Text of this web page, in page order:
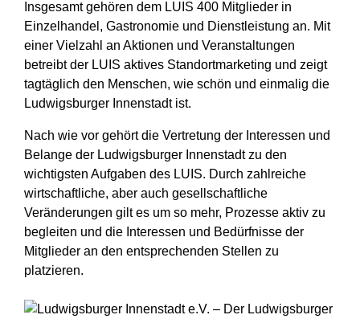
Insgesamt gehören dem LUIS 400 Mitglieder in
Einzelhandel, Gastronomie und Dienstleistung an. Mit
einer Vielzahl an Aktionen und Veranstaltungen
betreibt der LUIS aktives Standortmarketing und zeigt
tagtäglich den Menschen, wie schön und einmalig die
Ludwigsburger Innenstadt ist.
Nach wie vor gehört die Vertretung der Interessen und
Belange der Ludwigsburger Innenstadt zu den
wichtigsten Aufgaben des LUIS. Durch zahlreiche
wirtschaftliche, aber auch gesellschaftliche
Veränderungen gilt es um so mehr, Prozesse aktiv zu
begleiten und die Interessen und Bedürfnisse der
Mitglieder an den entsprechenden Stellen zu
platzieren.